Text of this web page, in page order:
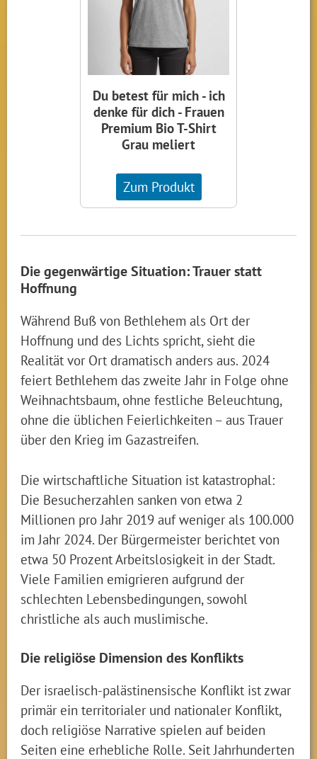
Du betest für mich - ich
denke für dich - Frauen
Premium Bio T-Shirt
Grau meliert
Zum Produkt
Die gegenwärtige Situation: Trauer statt
Hoffnung
Während Buß von Bethlehem als Ort der
Hoffnung und des Lichts spricht, sieht die
Realität vor Ort dramatisch anders aus. 2024
feiert Bethlehem das zweite Jahr in Folge ohne
Weihnachtsbaum, ohne festliche Beleuchtung,
ohne die üblichen Feierlichkeiten – aus Trauer
über den Krieg im Gazastreifen.
Die wirtschaftliche Situation ist katastrophal:
Die Besucherzahlen sanken von etwa 2
Millionen pro Jahr 2019 auf weniger als 100.000
im Jahr 2024. Der Bürgermeister berichtet von
etwa 50 Prozent Arbeitslosigkeit in der Stadt.
Viele Familien emigrieren aufgrund der
schlechten Lebensbedingungen, sowohl
christliche als auch muslimische.
Die religiöse Dimension des Konflikts
Der israelisch-palästinensische Konflikt ist zwar
primär ein territorialer und nationaler Konflikt,
doch religiöse Narrative spielen auf beiden
Seiten eine erhebliche Rolle. Seit Jahrhunderten